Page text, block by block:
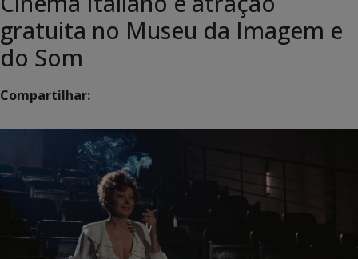
gratuita no Museu da Imagem e
do Som
Compartilhar: